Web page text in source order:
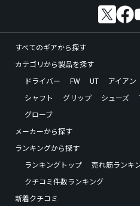
すべてのギアから探す
カテゴリから製品を探す
ドライバー
FW UT アイアン
シャフト
グリップ シューズ
グローブ
メーカーから探す
ランキングから探す
ランキングトップ
売れ筋ランキ
クチコミ件数ランキング
新着クチコミ